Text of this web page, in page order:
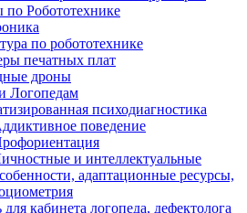
по Робототехнике
по робототехнике
печатных плат
дроны
Логопедам
психодиагностика
поведение
и интеллектуальные
адаптационные ресурсы,
кабинета логопеда, дефектолога